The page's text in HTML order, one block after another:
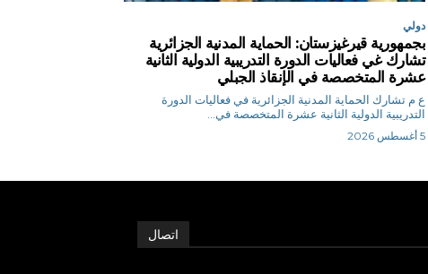
دولي
بجمهورية قيرغيزستان: الحماية المدنية الجزائرية
تشارك غي فعاليات الدورة التدريبية الدولية الثانية
عشرة المتخصصة في الإنقاذ الجبلي
ع م تشارك الحماية المدنية الجزائرية في فعاليات الدورة
التدريبية الدولية الثانية عشرة المتخصصة في...
5 أغسطس 2026
اتصال